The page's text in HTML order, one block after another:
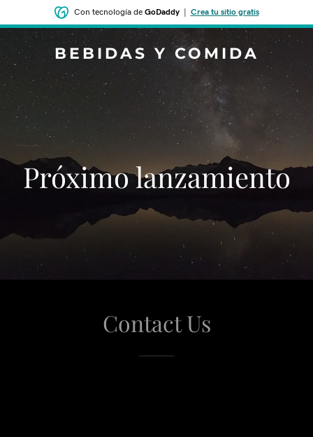
Con tecnología de GoDaddy| Crea tu sitio gratis
BEBIDAS Y COMIDA
‌‌Próximo lanzamiento
Contact Us